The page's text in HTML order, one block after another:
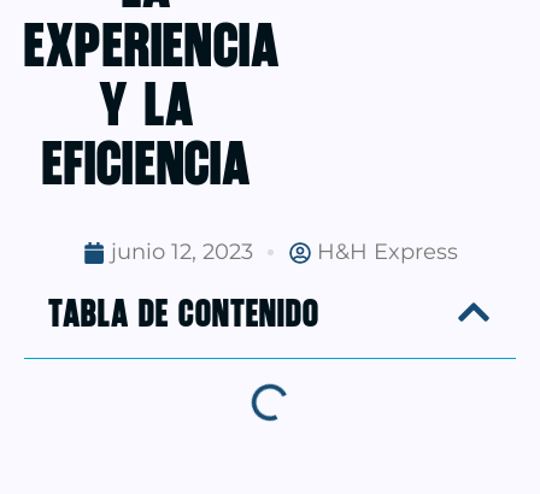
experiencia
y la
eficiencia
junio 12, 2023 H&H Express
TABLA DE CONTENIDO